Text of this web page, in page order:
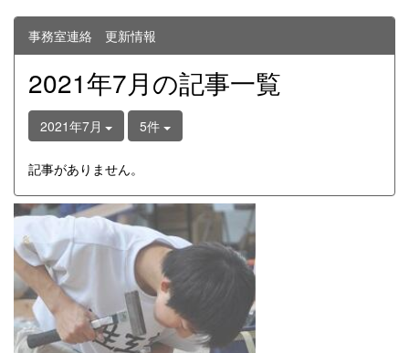
事務室連絡 更新情報
2021年7月の記事一覧
2021年7月 5件
記事がありません。